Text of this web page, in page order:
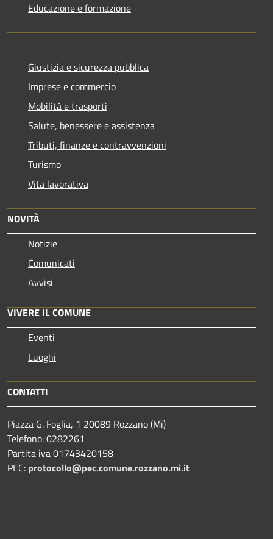
Educazione e formazione
Giustizia e sicurezza pubblica
Imprese e commercio
Mobilità e trasporti
Salute, benessere e assistenza
Tributi, finanze e contravvenzioni
Turismo
Vita lavorativa
NOVITÀ
Notizie
Comunicati
Avvisi
VIVERE IL COMUNE
Eventi
Luoghi
CONTATTI
Piazza G. Foglia, 1 20089 Rozzano (Mi)
Telefono: 0282261
Partita iva 01743420158
PEC: protocollo@pec.comune.rozzano.mi.it